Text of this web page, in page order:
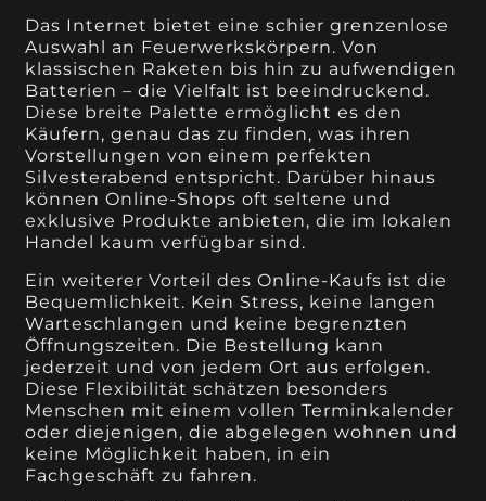
Das Internet bietet eine schier grenzenlose
Auswahl an Feuerwerkskörpern. Von
klassischen Raketen bis hin zu aufwendigen
Batterien – die Vielfalt ist beeindruckend.
Diese breite Palette ermöglicht es den
Käufern, genau das zu finden, was ihren
Vorstellungen von einem perfekten
Silvesterabend entspricht. Darüber hinaus
können Online-Shops oft seltene und
exklusive Produkte anbieten, die im lokalen
Handel kaum verfügbar sind.
Ein weiterer Vorteil des Online-Kaufs ist die
Bequemlichkeit. Kein Stress, keine langen
Warteschlangen und keine begrenzten
Öffnungszeiten. Die Bestellung kann
jederzeit und von jedem Ort aus erfolgen.
Diese Flexibilität schätzen besonders
Menschen mit einem vollen Terminkalender
oder diejenigen, die abgelegen wohnen und
keine Möglichkeit haben, in ein
Fachgeschäft zu fahren.